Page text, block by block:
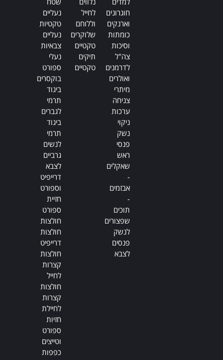
חוגרונים
וארנקים
כומתות
וסיכות
צה"ל
לדרמנים
ואולרים
מיתרי
צניחה
ערכות
ניקוי
נשק
פנסי
ראש
שאקלים
-
אבזמים
-
תוכים
שפצורים
לנשק
פנסים
לצבא
לחייל
וללוחם
שלוקרים
טקטיים
תיקים
טקטיים
נעליים
טקטיות
נעליים
צבאיות
נעלי
ספורט
בוקסרים
ביגוד
תרמי
לגברים
ביגוד
תרמי
לנשים
גרביים
לצבא
דרייפיט
וספורט
חזיית
ספורט
חולצות
חולצות
דרייפיט
חולצות
קצרות
לחייל
חולצות
קצרות
לחיילת
חזיות
ספורט
וטייצים
כפפות